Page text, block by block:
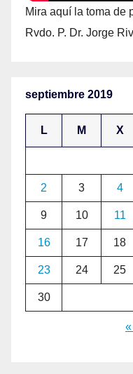
Mira aquí la toma de
Rvdo. P. Dr. Jorge
septiembre 2019
L M X
2 3 4
9 10 11
16 17 18
23 24 25
30